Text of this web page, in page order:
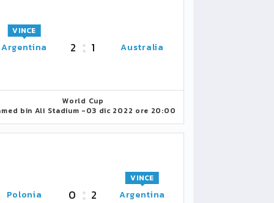
Argentina
VINCE
2 1 Australia
World Cup
bin Ali Stadium -03 dic 2022 ore 20:00
Polonia 0 2 Argentina
VINCE